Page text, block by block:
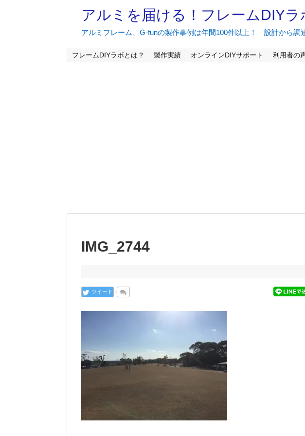
アルミを届ける！フレームDIYラ
アルミフレーム、G-funの製作事例は年間100件以上！ 設計から調
フレームDIYラボとは？ 製作実績 オンラインDIYサポート 利用者の
IMG_2744
ツイート